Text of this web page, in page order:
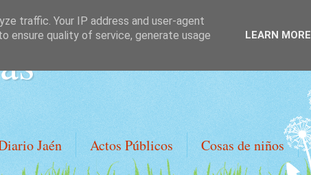
Jaén Actos Públicos Cosas de niños
traffic. Your IP address and user-agent
ensure quality of service, generate usage
LEARN MORE